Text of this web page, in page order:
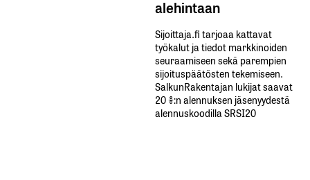
alehintaan
Sijoittaja.fi tarjoaa kattavat
työkalut ja tiedot markkinoiden
seuraamiseen sekä parempien
sijoituspäätösten tekemiseen.
SalkunRakentajan lukijat saavat
20 %:n alennuksen jäsenyydestä
alennuskoodilla SRSI20